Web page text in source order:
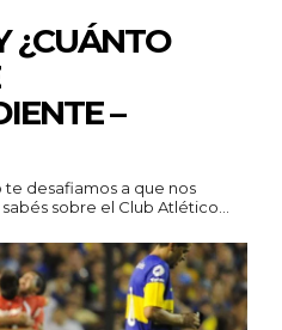
¿CUÁNTO
–
desafiamos a que nos
sobre el Club Atlético...